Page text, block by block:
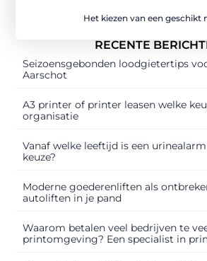
Het kiezen van een geschikt
RECENTE
Seizoensgebonden loodgietertips
Aarschot
A3 printer of printer leasen welke
organisatie
Vanaf welke leeftijd is een
keuze?
Moderne goederenliften als
autoliften in je pand
Waarom betalen veel bedrijven te
printomgeving? Een specialist in